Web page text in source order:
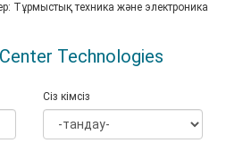
Тұрмыстық техника және электроника
Technologies
Сіз кімсіз